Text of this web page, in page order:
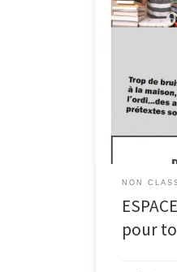
La
Malmedy te
vous du 12
dimanche
profiter du
ouvert à
NON
pour